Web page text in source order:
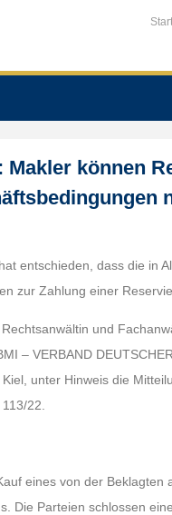
können
entschieden, dass die in
zur Zahlung einer
und
– VERBAND
unter Hinweis die
22.
eines von der Beklagten
Die Parteien schlossen